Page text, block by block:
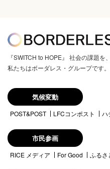
『SWITCH to HOPE』 社会の課題を
私たちはボーダレス・グループです。
気候変動
POST&POST LFCコンポスト ハ
市民参画
RICE メディア For Good ふるさ